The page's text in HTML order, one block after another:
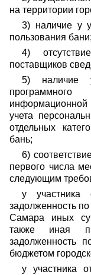
на территории
3) наличие у
пользования бани;
4)
поставщиков
5) наличие
программного
учета
отдельных
бань;
6)
первого числа
следующим
у участника
задолженность по
Самара иных
также иная
задолженность
бюджетом
у участника